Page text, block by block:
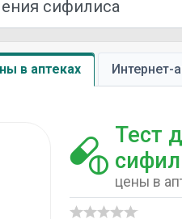
в аптеках Интернет-
Тест
цены в